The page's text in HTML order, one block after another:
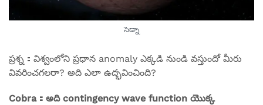
సెడ్నా
ప్రశ్న：విశ్వంలోని ప్రధాన anomaly ఎక్కడి నుండి వస్తుందో మీరు
వివరించగలరా? అది ఎలా ఉద్భవించింది?
Cobra：అది contingency wave function యొక్క